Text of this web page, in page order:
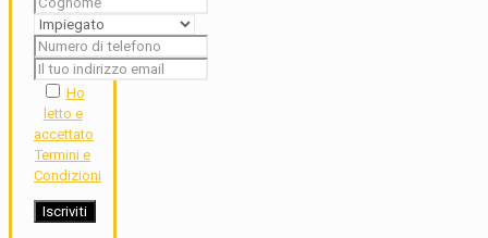
Ho
letto e
accettato
Termini e
Condizioni